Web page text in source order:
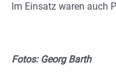
Im Einsatz waren auch
Fotos: Georg Barth